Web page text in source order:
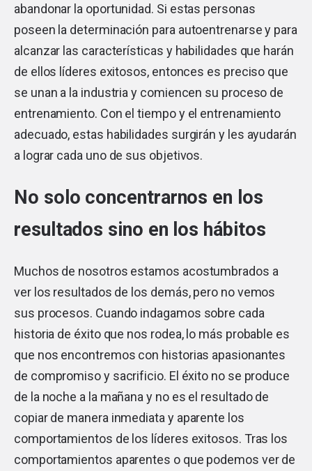
abandonar la oportunidad. Si estas personas
poseen la determinación para autoentrenarse y para
alcanzar las características y habilidades que harán
de ellos líderes exitosos, entonces es preciso que
se unan a la industria y comiencen su proceso de
entrenamiento. Con el tiempo y el entrenamiento
adecuado, estas habilidades surgirán y les ayudarán
a lograr cada uno de sus objetivos.
No solo concentrarnos en los
resultados sino en los hábitos
Muchos de nosotros estamos acostumbrados a
ver los resultados de los demás, pero no vemos
sus procesos. Cuando indagamos sobre cada
historia de éxito que nos rodea, lo más probable es
que nos encontremos con historias apasionantes
de compromiso y sacrificio. El éxito no se produce
de la noche a la mañana y no es el resultado de
copiar de manera inmediata y aparente los
comportamientos de los líderes exitosos. Tras los
comportamientos aparentes o que podemos ver de